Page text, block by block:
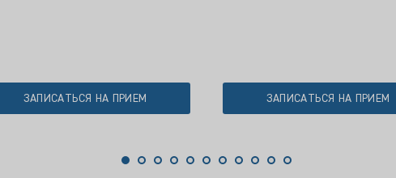
ЗАПИСАТЬСЯ НА ПРИЕМ ЗАПИСАТЬСЯ НА ПРИЕМ